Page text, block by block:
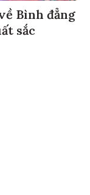
Bình đẳng
sắc